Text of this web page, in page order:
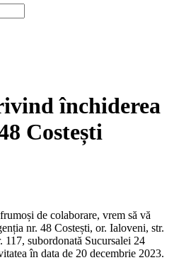
închiderea
Costești
de colaborare, vrem să vă
nr. 48 Costești, or. Ialoveni, str.
117, subordonată Sucursalei 24
în data de 20 decembrie 2023.